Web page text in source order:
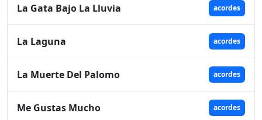
La Gata Bajo La Lluvia acordes
La Laguna acordes
La Muerte Del Palomo acordes
Me Gustas Mucho acordes